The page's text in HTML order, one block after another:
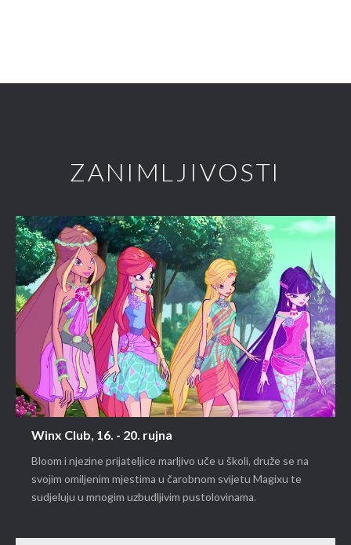
ZANIMLJIVOSTI
Winx Club, 16. - 20. rujna
Bloom i njezine prijateljice marljivo uče u školi, druže se na
svojim omiljenim mjestima u čarobnom svijetu Magixu te
sudjeluju u mnogim uzbudljivim pustolovinama.